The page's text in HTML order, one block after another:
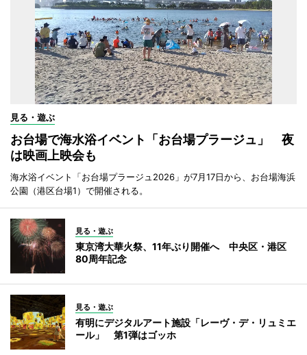
見る・遊ぶ
お台場で海水浴イベント「お台場プラージュ」 夜
は映画上映会も
海水浴イベント「お台場プラージュ2026」が7月17日から、お台場海浜
公園（港区台場1）で開催される。
見る・遊ぶ
東京湾大華火祭、11年ぶり開催へ 中央区・港区
80周年記念
見る・遊ぶ
有明にデジタルアート施設「レーヴ・デ・リュミエ
ール」 第1弾はゴッホ